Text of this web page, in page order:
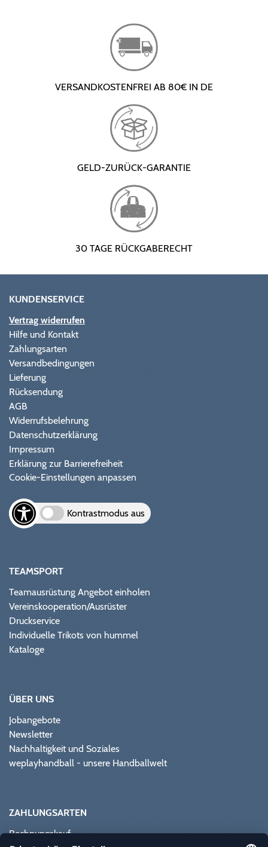
VERSANDKOSTENFREI AB 80€ IN DE
GELD-ZURÜCK-GARANTIE
30 TAGE RÜCKGABERECHT
KUNDENSERVICE
Vertrag widerrufen
Hilfe und Kontakt
Zahlungsarten
Versandbedingungen
Lieferung
Rücksendung
AGB
Widerrufsbelehrung
Datenschutzerklärung
Impressum
Erklärung zur Barrierefreiheit
Cookie-Einstellungen anpassen
Kontrastmodus aus
TEAMSPORT
Teamausrüstung Angebot einholen
Vereinskooperation/Ausrüster
Druckservice
Individuelle Trikots von hummel
Kataloge
ÜBER UNS
Jobangebote
Newsletter
Nachhaltigkeit und Soziales
weplayhandball - unsere Handballwelt
ZAHLUNGSARTEN
Rechnungskauf